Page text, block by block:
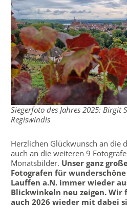
Siegerfoto des Jahres 2025: Birgit
Regiswindis
Herzlichen Glückwunsch an die
auch an die weiteren 9
Monatsbilder. Unser ganz
Fotografen für wunderschöne
Lauffen a.N. immer wieder
Blickwinkeln neu zeigen. Wir
auch 2026 wieder mit dabei